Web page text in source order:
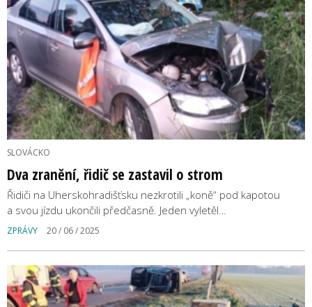
SLOVÁCKO
Dva zranění, řidič se zastavil o strom
Řidiči na Uherskohradišťsku nezkrotili „koně“ pod kapotou
a svou jízdu ukončili předčasně. Jeden vyletěl…
ZPRÁVY 20 / 06 / 2025